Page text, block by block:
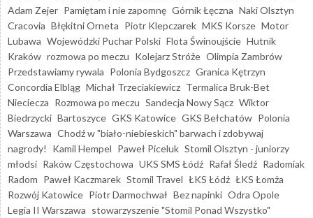
Adam Zejer Pamiętam i nie zapomnę Górnik Łęczna Naki Olsztyn
Cracovia Błękitni Orneta Piotr Klepczarek MKS Korsze Motor
Lubawa Wojewódzki Puchar Polski Flota Świnoujście Hutnik
Kraków rozmowa po meczu Kolejarz Stróże Olimpia Zambrów
Przedstawiamy rywala Polonia Bydgoszcz Granica Kętrzyn
Concordia Elbląg Michał Trzeciakiewicz Termalica Bruk-Bet
Nieciecza Rozmowa po meczu Sandecja Nowy Sącz Wiktor
Biedrzycki Bartoszyce GKS Katowice GKS Bełchatów Polonia
Warszawa Chodź w "biało-niebieskich" barwach i zdobywaj
nagrody!
Kamil Hempel Paweł Piceluk Stomil Olsztyn - juniorzy
młodsi Raków Częstochowa UKS SMS Łódź Rafał Śledź Radomiak
Radom Paweł Kaczmarek Stomil Travel ŁKS Łódź ŁKS Łomża
Rozwój Katowice Piotr Darmochwał Bez napinki Odra Opole
Legia II Warszawa stowarzyszenie "Stomil Ponad Wszystko"